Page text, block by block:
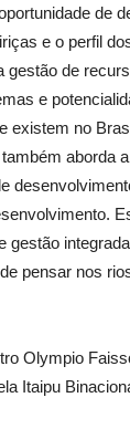
de
e o perfil
de
e
existem no
aborda
gestão
pensar nos
Olympio
Itaipu